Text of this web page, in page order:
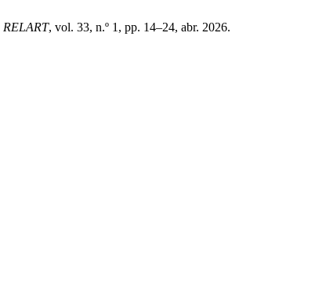
RELART, vol. 33, n.º 1, pp. 14–24, abr. 2026.